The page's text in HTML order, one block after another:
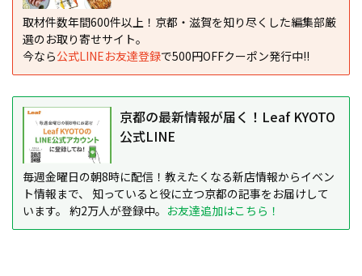
取材件数年間600件以上！京都・滋賀を知り尽くした編集部厳
選のお取り寄せサイト。
今なら公式LINEお友達登録で500円OFFクーポン発行中!!
京都の最新情報が届く！Leaf KYOTO
公式LINE
毎週金曜日の朝8時に配信！教えたくなる新店情報からイベン
ト情報まで、 知っていると役に立つ京都の記事をお届けして
います。 約2万人が登録中。 お友達追加はこちら！